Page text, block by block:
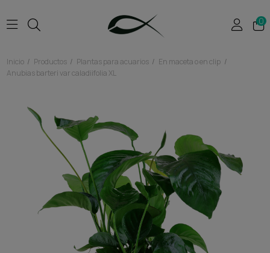
0
Inicio Productos Plantas para acuarios
En maceta o en clip
Anubias barteri var caladiifolia XL